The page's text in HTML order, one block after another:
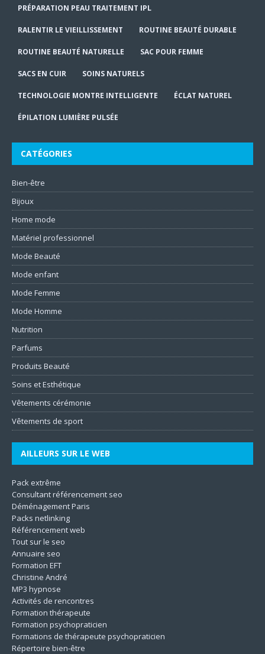
PRÉPARATION PEAU TRAITEMENT IPL
RALENTIR LE VIEILLISSEMENT ROUTINE BEAUTÉ DURABLE
ROUTINE BEAUTÉ NATURELLE SAC POUR FEMME
SACS EN CUIR SOINS NATURELS
TECHNOLOGIE MONTRE INTELLIGENTE ÉCLAT NATUREL
ÉPILATION LUMIÈRE PULSÉE
CATÉGORIES
Bien-être
Bijoux
Home mode
Matériel professionnel
Mode Beauté
Mode enfant
Mode Femme
Mode Homme
Nutrition
Parfums
Produits Beauté
Soins et Esthétique
Vêtements cérémonie
Vêtements de sport
AILLEURS SUR LE WEB
Pack extrême
Consultant référencement seo
Déménagement Paris
Packs netlinking
Référencement web
Tout sur le seo
Annuaire seo
Formation EFT
Christine André
MP3 hypnose
Activités de rencontres
Formation thérapeute
Formation psychopraticien
Formations de thérapeute psychopraticien
Répertoire bien-être